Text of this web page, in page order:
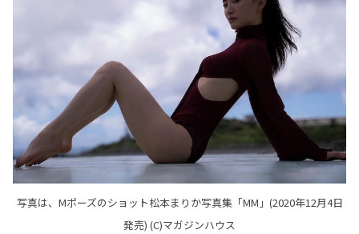
写真は、Mポーズのショット松本まりか写真集「MM」(2020年12月4日
発売) (C)マガジンハウス